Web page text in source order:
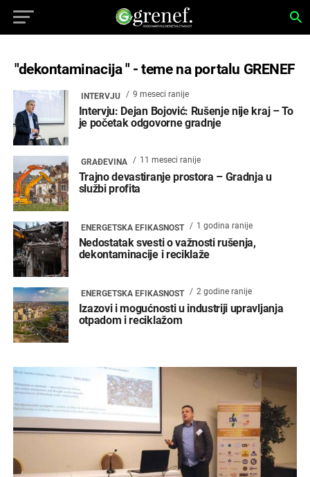
"dekontaminacija " - teme na portalu GRENEF
INTERVJU 9 meseci ranije
Intervju: Dejan Bojović: Rušenje nije kraj – To
je početak odgovorne gradnje
GRAĐEVINA 11 meseci ranije
Trajno devastiranje prostora – Gradnja u
službi profita
ENERGETSKA EFIKASNOST 1 godina ranije
Nedostatak svesti o važnosti rušenja,
dekontaminacije i reciklaže
ENERGETSKA EFIKASNOST 2 godine ranije
Izazovi i mogućnosti u industriji upravljanja
otpadom i reciklažom